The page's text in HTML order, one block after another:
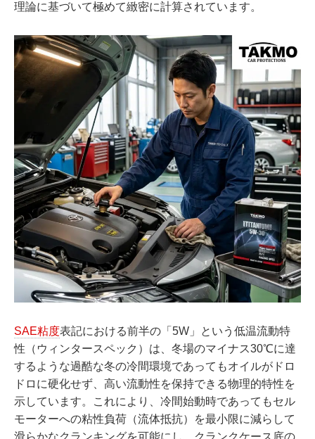
理論に基づいて極めて緻密に計算されています。
SAE粘度表記における前半の「5W」という低温流動特
性（ウィンタースペック）は、冬場のマイナス30℃に達
するような過酷な冬の冷間環境であってもオイルがドロ
ドロに硬化せず、高い流動性を保持できる物理的特性を
示しています。これにより、冷間始動時であってもセル
モーターへの粘性負荷（流体抵抗）を最小限に減らして
滑らかなクランキングを可能にし、クランクケース底の